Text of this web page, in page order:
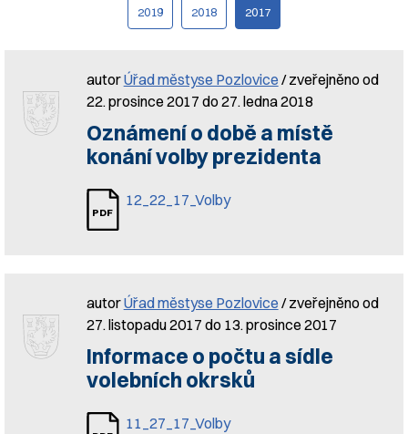
2019 2018 2017
autorÚřad městyse Pozlovice / zveřejněno od
22. prosince 2017 do 27. ledna 2018
Oznámení o době a místě
konání volby prezidenta
12_22_17_Volby
autorÚřad městyse Pozlovice / zveřejněno od
27. listopadu 2017 do 13. prosince 2017
Informace o počtu a sídle
volebních okrsků
11_27_17_Volby